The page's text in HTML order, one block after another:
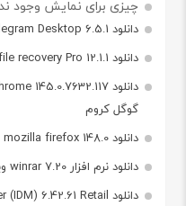
چیزی برای نمایش وجود
دانلود telegram Desktop 6.5.1 نرم افزار رایگان تلگرام دسکتاپ
دانلود auslogics file recovery Pro 12.1.1 نرم افزار بازیابی اطلاعات
گوگل کروم
دانلود mozilla firefox 148.0 مرورگر موزیلا فایرفاکس
دانلود نرم افزار winrar 7.20 وین رار